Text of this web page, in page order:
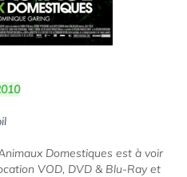
Domestiques est à voir
VOD, DVD & Blu-Ray et